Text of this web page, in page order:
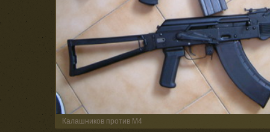
Калашников против М4